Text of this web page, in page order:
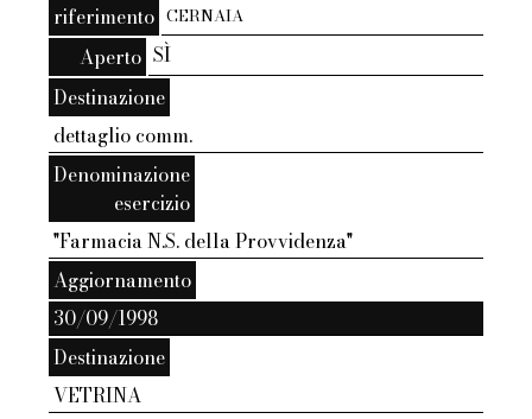
riferimento CERNAIA
Aperto SÌ
Destinazione
dettaglio comm.
Denominazione
esercizio
"Farmacia N.S. della Provvidenza"
Aggiornamento
30/09/1998
Destinazione
VETRINA